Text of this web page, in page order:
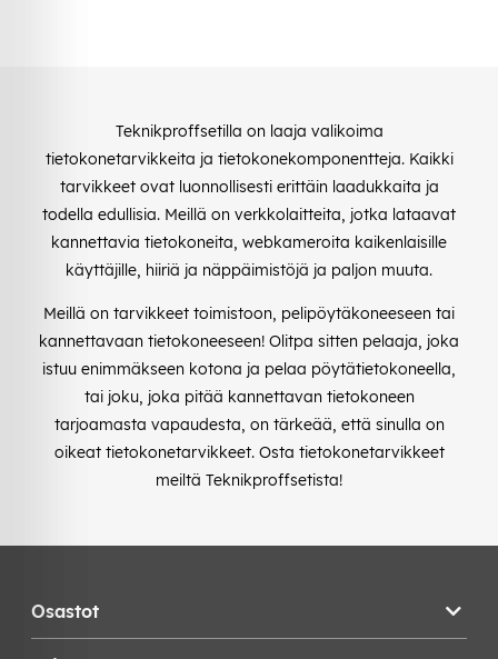
Teknikproffsetilla on laaja valikoima
tietokonetarvikkeita ja tietokonekomponentteja. Kaikki
tarvikkeet ovat luonnollisesti erittäin laadukkaita ja
todella edullisia. Meillä on verkkolaitteita, jotka lataavat
kannettavia tietokoneita, webkameroita kaikenlaisille
käyttäjille, hiiriä ja näppäimistöjä ja paljon muuta.
Meillä on tarvikkeet toimistoon, pelipöytäkoneeseen tai
kannettavaan tietokoneeseen! Olitpa sitten pelaaja, joka
istuu enimmäkseen kotona ja pelaa pöytätietokoneella,
tai joku, joka pitää kannettavan tietokoneen
tarjoamasta vapaudesta, on tärkeää, että sinulla on
oikeat tietokonetarvikkeet. Osta tietokonetarvikkeet
meiltä Teknikproffsetista!
Osastot